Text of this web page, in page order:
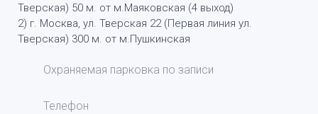
Тверская) 50 м. от м.Маяковская (4 выход)
2) г. Москва, ул. Тверская 22 (Первая линия ул.
Тверская) 300 м. от м.Пушкинская
Охраняемая парковка по записи
Телефон